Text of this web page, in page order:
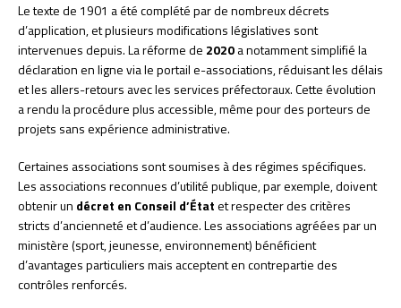
Le texte de 1901 a été complété par de nombreux décrets
d’application, et plusieurs modifications législatives sont
intervenues depuis. La réforme de 2020a notamment simplifié la
déclaration en ligne via le portail e-associations, réduisant les délais
et les allers-retours avec les services préfectoraux. Cette évolution
a rendu la procédure plus accessible, même pour des porteurs de
projets sans expérience administrative.
Certaines associations sont soumises à des régimes spécifiques.
Les associations reconnues d’utilité publique, par exemple, doivent
obtenir un décret en Conseil d’Étatet respecter des critères
stricts d’ancienneté et d’audience. Les associations agréées par un
ministère (sport, jeunesse, environnement) bénéficient
d’avantages particuliers mais acceptent en contrepartie des
contrôles renforcés.